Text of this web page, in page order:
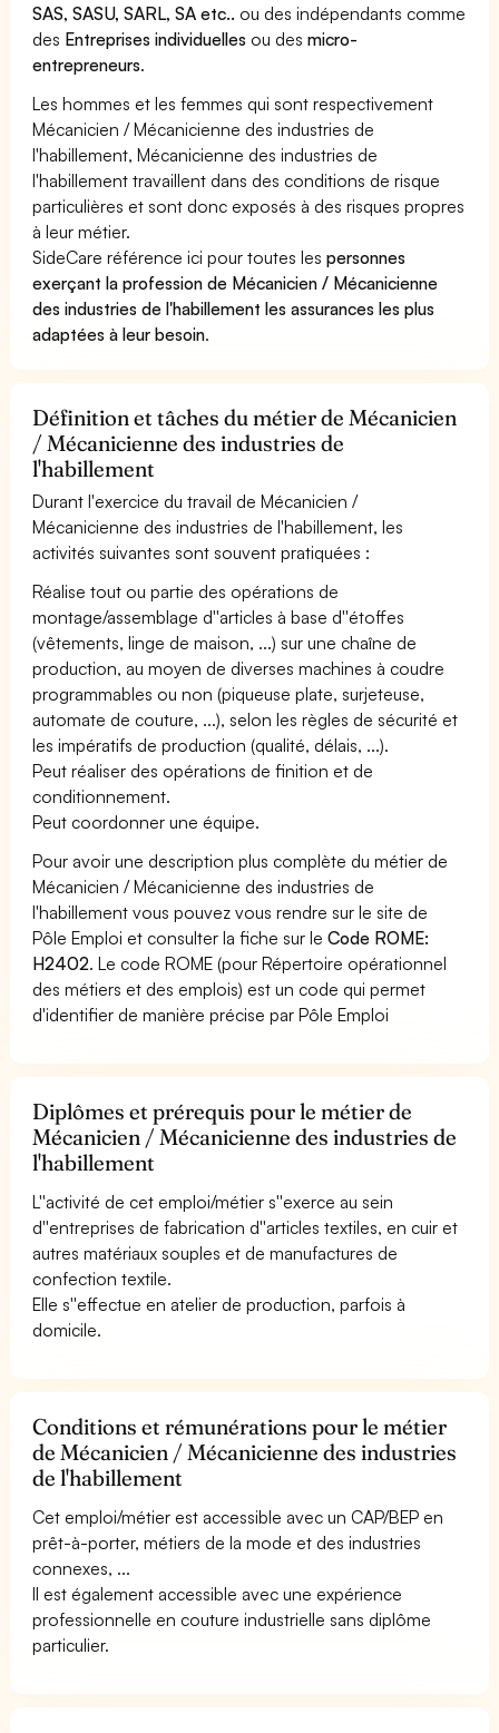
SAS, SASU, SARL, SA etc.. ou des indépendants comme
des Entreprises individuelles ou desmicro-
entrepreneurs.
Les hommes et les femmes qui sont respectivement
Mécanicien / Mécanicienne des industries de
l'habillement, Mécanicienne des industries de
l'habillement travaillent dans des conditions de risque
particulières et sont donc exposés à des risques propres
à leur métier.
SideCare référence ici pour toutes lespersonnes
exerçant la profession de Mécanicien / Mécanicienne
des industries de l'habillement les assurances les plus
adaptées à leur besoin.
Définition et tâches du métier de Mécanicien
/ Mécanicienne des industries de
l'habillement
Durant l'exercice du travail de Mécanicien /
Mécanicienne des industries de l'habillement, les
activités suivantes sont souvent pratiquées :
Réalise tout ou partie des opérations de
montage/assemblage d''articles à base d''étoffes
(vêtements, linge de maison, ...) sur une chaîne de
production, au moyen de diverses machines à coudre
programmables ou non (piqueuse plate, surjeteuse,
automate de couture, ...), selon les règles de sécurité et
les impératifs de production (qualité, délais, ...).
Peut réaliser des opérations de finition et de
conditionnement.
Peut coordonner une équipe.
Pour avoir une description plus complète du métier de
Mécanicien / Mécanicienne des industries de
l'habillement vous pouvez vous rendre sur le site de
Pôle Emploi et consulter la fiche sur leCode ROME:
H2402. Le code ROME (pour Répertoire opérationnel
des métiers et des emplois) est un code qui permet
d'identifier de manière précise par Pôle Emploi
Diplômes et prérequis pour le métier de
Mécanicien / Mécanicienne des industries de
l'habillement
L''activité de cet emploi/métier s''exerce au sein
d''entreprises de fabrication d''articles textiles, en cuir et
autres matériaux souples et de manufactures de
confection textile.
Elle s''effectue en atelier de production, parfois à
domicile.
Conditions et rémunérations pour le métier
de Mécanicien / Mécanicienne des industries
de l'habillement
Cet emploi/métier est accessible avec un CAP/BEP en
prêt-à-porter, métiers de la mode et des industries
connexes, ...
Il est également accessible avec une expérience
professionnelle en couture industrielle sans diplôme
particulier.